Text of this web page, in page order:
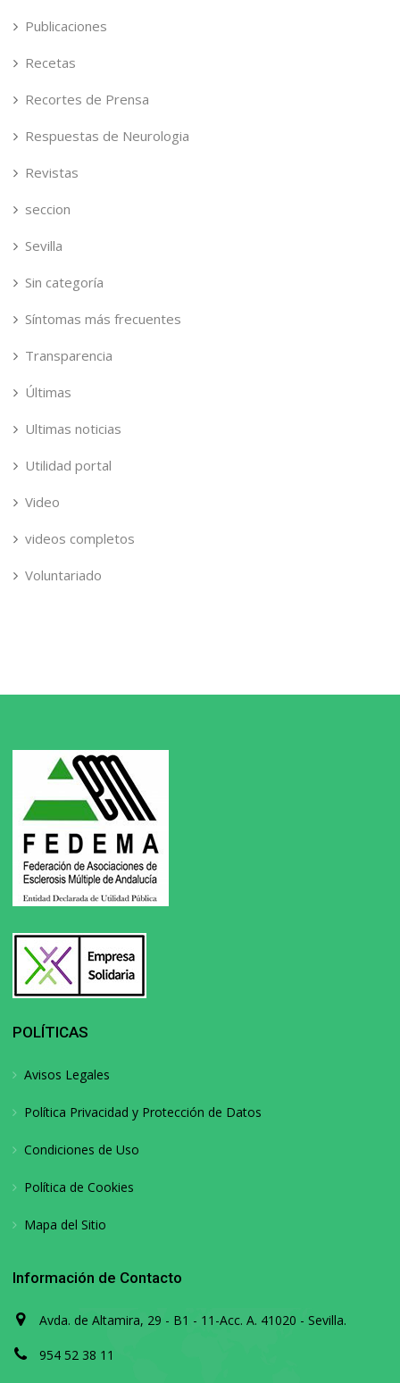
Publicaciones
Recetas
Recortes de Prensa
Respuestas de Neurologia
Revistas
seccion
Sevilla
Sin categoría
Síntomas más frecuentes
Transparencia
Últimas
Ultimas noticias
Utilidad portal
Video
videos completos
Voluntariado
POLÍTICAS
Avisos Legales
Política Privacidad y Protección de Datos
Condiciones de Uso
Política de Cookies
Mapa del Sitio
Información de Contacto
Avda. de Altamira, 29 - B1 - 11-Acc. A. 41020 - Sevilla.
954 52 38 11